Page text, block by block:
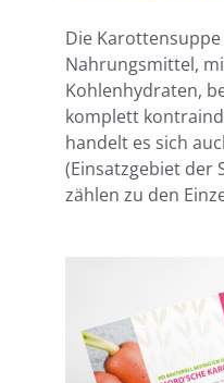
Die
Nahrungsmittel,
Kohlenhydraten,
komplett
handelt es sich
(Einsatzgebiet der
zählen zu den